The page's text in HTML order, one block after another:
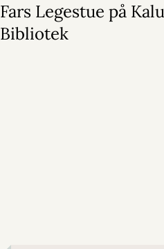
Fars Legestue på
Bibliotek